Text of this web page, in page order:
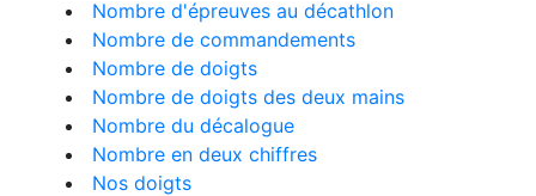
Nombre d'épreuves au décathlon
Nombre de commandements
Nombre de doigts
Nombre de doigts des deux mains
Nombre du décalogue
Nombre en deux chiffres
Nos doigts